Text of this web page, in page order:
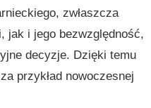
zwłaszcza
jak i jego bezwzględność,
decyzje. Dzięki temu
przykład nowoczesnej